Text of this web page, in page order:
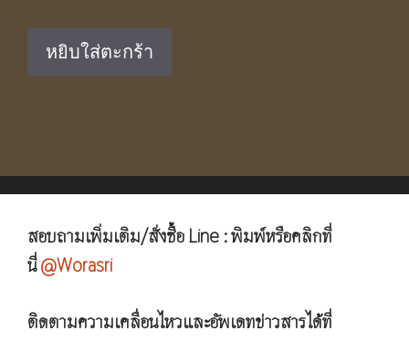
฿1,590.00.
หยิบใส่ตะกร้า
สอบถามเพิ่มเติม/สั่งซื้อ Line : พิมพ์หรือคลิกที่
นี่@Worasri
ติดตามความเคลื่อนไหวและอัพเดทข่าวสารได้ที่